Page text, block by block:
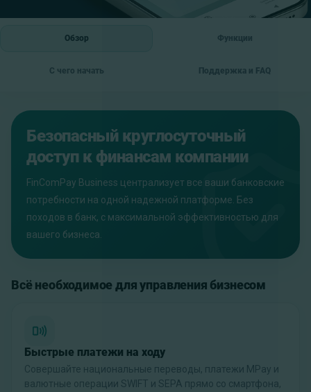
Обзор Функции
С чего начать Поддержка и FAQ
Безопасный круглосуточный
доступ к финансам компании
FinComPay Business централизует все ваши банковские
потребности на одной надежной платформе. Без
походов в банк, с максимальной эффективностью для
вашего бизнеса.
Всё необходимое для управления бизнесом
Быстрые платежи на ходу
Совершайте национальные переводы, платежи MPay и
валютные операции SWIFT и SEPA прямо со смартфона,